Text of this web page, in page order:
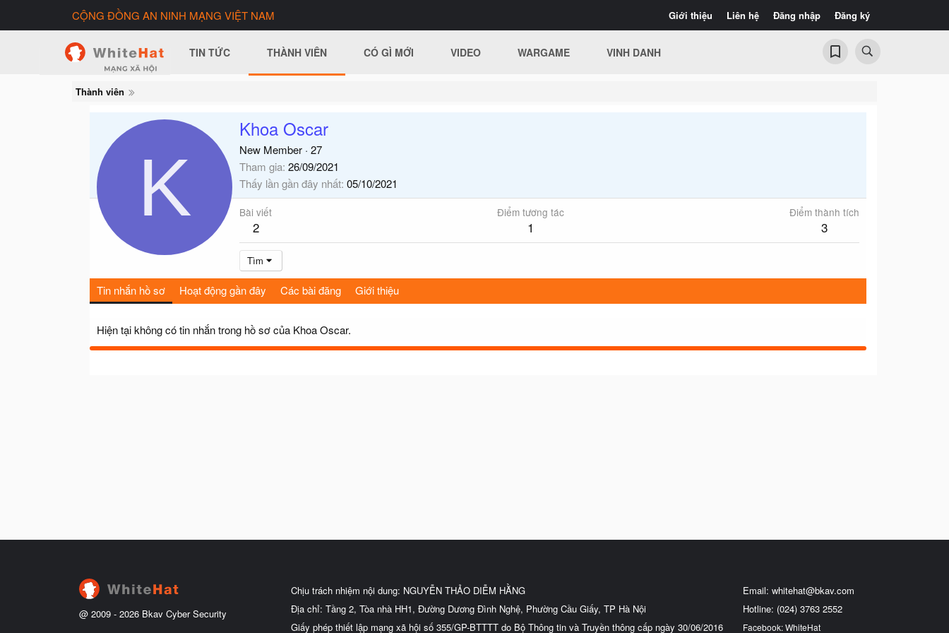
Giới thiệu Liên hệ Đăng nhập Đăng ký
CỘNG ĐỒNG AN NINH MẠNG VIỆT NAM
TIN TỨC THÀNH VIÊN CÓ GÌ MỚI VIDEO WARGAME VINH DANH
Thành viên
K
Khoa Oscar
New Member · 27
Tham gia 26/09/2021
Thấy lần gần đây nhất 05/10/2021
Bài viết
2
Điểm tương tác
1
Điểm thành tích
3
Tìm
Tin nhắn hồ sơ Hoạt động gần đây Các bài đăng Giới thiệu
Hiện tại không có tin nhắn trong hồ sơ của Khoa Oscar.
@ 2009 - 2026 Bkav Cyber Security
Chịu trách nhiệm nội dung: NGUYỄN THẢO DIỄM HẰNG
Địa chỉ: Tầng 2, Tòa nhà HH1, Đường Dương Đình Nghệ, Phường Cầu Giấy, TP Hà Nội
Giấy phép thiết lập mạng xã hội số 355/GP-BTTTT do Bộ Thông tin và Truyền thông cấp ngày 30/06/2016
Email: whitehat@bkav.com
Hotline: (024) 3763 2552
Facebook: WhiteHat